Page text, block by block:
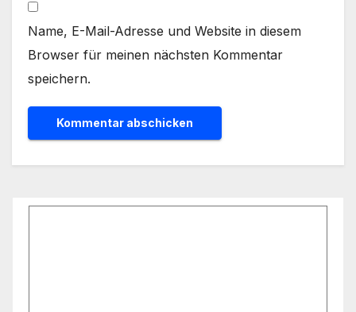
Name, E-Mail-Adresse und Website in diesem
Browser für meinen nächsten Kommentar
speichern.